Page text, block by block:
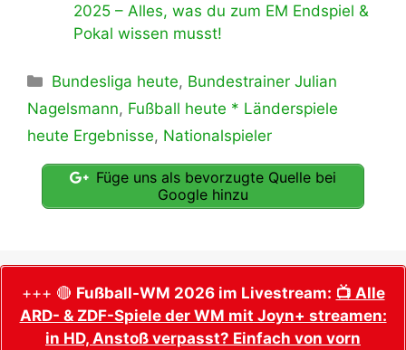
2025 – Alles, was du zum EM Endspiel &
Pokal wissen musst!
Kategorien
Bundesliga heute, Bundestrainer Julian
Nagelsmann, Fußball heute * Länderspiele
heute Ergebnisse, Nationalspieler
Füge uns als bevorzugte Quelle bei
Google hinzu
+++ 🔴 Fußball-WM 2026 im Livestream: 📺 Alle
ARD- & ZDF-Spiele der WM mit Joyn+ streamen:
in HD, Anstoß verpasst? Einfach von vorn